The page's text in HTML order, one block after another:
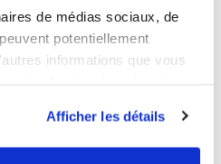
de médias sociaux, de
potentiellement
informations que vous
Afficher les détails
AU PANIER